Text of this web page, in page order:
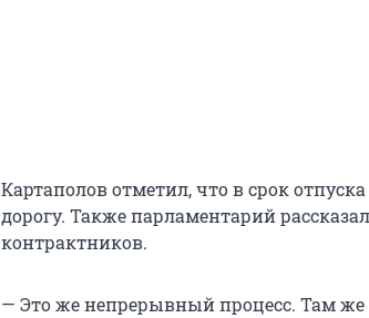
Картаполов отметил, что в срок
дорогу. Также парламентарий
контрактников.
— Это же непрерывный процесс. Там